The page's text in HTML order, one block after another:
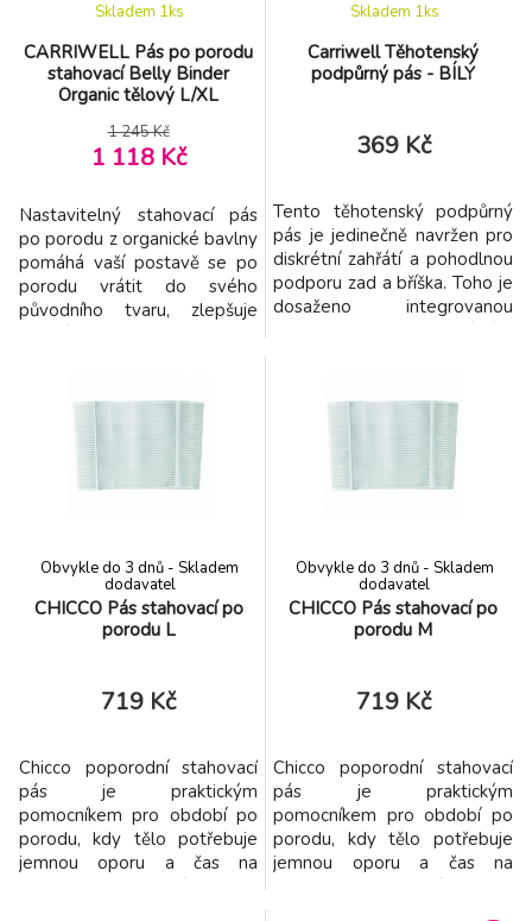
CARRIWELL Pás po porodu
stahovací Belly Binder
Organic tělový L/XL
Skladem 1ks
1 245 Kč
1 118 Kč
Nastavitelný stahovací pás
po porodu z organické bavlny
pomáhá vaší postavě se po
porodu vrátit do svého
původního tvaru, zlepšuje
štíhlejší, atraktivnější a
sebejistější. Materiál: 100%
organická bavlna, 50%
Polyester, 50% Elastodiene,
Carriwell Těhotenský
podpůrný pás - BÍLÝ
Skladem 1ks
369 Kč
Tento těhotenský podpůrný
pás je jedinečně navržen pro
diskrétní zahřátí a pohodlnou
podporu zad a bříška. Toho je
dosaženo integrovanou
proces pletení proti
nechtěnému rolování pásu •
Díky bezešvé technologii jej
lze nosit diskrétně i pod
přiléhavým oblečením
CHICCO Pás stahovací po
porodu L
Obvykle do 3 dnů - Skladem
dodavatel
719 Kč
Chicco poporodní stahovací
pás je praktickým
pomocníkem pro období po
porodu, kdy tělo potřebuje
jemnou oporu a čas na
CHICCO Pás stahovací po
porodu M
Obvykle do 3 dnů - Skladem
dodavatel
719 Kč
Chicco poporodní stahovací
pás je praktickým
pomocníkem pro období po
porodu, kdy tělo potřebuje
jemnou oporu a čas na